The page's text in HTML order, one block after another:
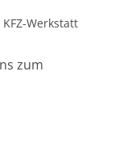
KFZ-Werkstatt
zum